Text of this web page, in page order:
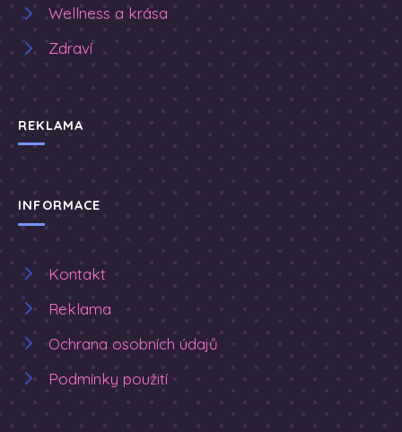
Wellness a krása
Zdraví
REKLAMA
INFORMACE
Kontakt
Reklama
Ochrana osobních údajů
Podmínky použití